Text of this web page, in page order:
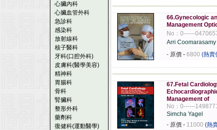
心臟內科
心臟血管外科
急診科
感染科
放射線科
核子醫科
牙科(口腔外科)
皮膚科(醫學美容)
精神科
胃腸科
骨科
腎臟科
整形外科
藥劑科
復健科(運動醫學)
66.Gynecologic
Management
No：0------
Arri Coomarasamy
- 原價 - 6800 (熱賣
67.Fetal
Management of
No：0------
Simcha Yagel
- 原價 - 11000 (熱